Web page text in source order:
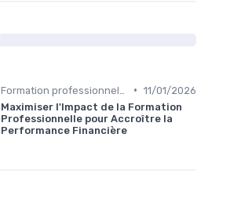
• 11/01/2026
Maximiser l'Impact de la Formation
Professionnelle pour Accroître la
Performance Financière